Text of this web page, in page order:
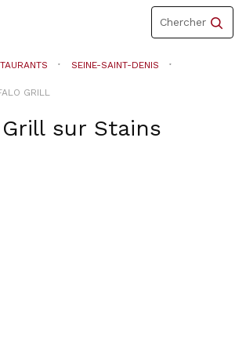
Toggle
navigation
Chercher
SEINE-SAINT-DENIS
GRILL
sur Stains